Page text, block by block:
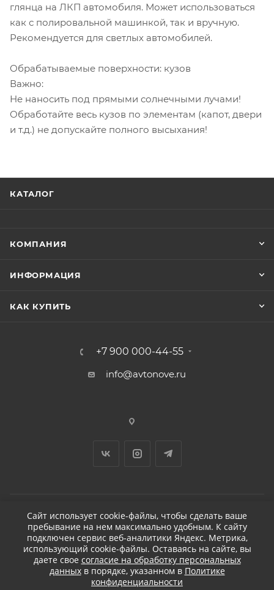
глянца на ЛКП автомобиля. Может использоваться
как с полировальной машинкой, так и вручную.
Рекомендуется для светлых автомобилей.
Обрабатываемые поверхности: кузов
Важно:
Не наносить под прямыми солнечными лучами!
Обработайте весь кузов по элементам (капот, двери
и т.д.) не допускайте полного высыхания!
КАТАЛОГ
КОМПАНИЯ
ИНФОРМАЦИЯ
КАК КУПИТЬ
+7 900 000-44-55
info@avtonove.ru
2026 © ДЕТЕЙЛИНГ-МАРКЕТ АВТОНОВЬЕ
Сайт использует cookie-файлы, чтобы сделать ваше
пребывание на нем максимально удобным. К cайту
подключен сервис веб-аналитики Яндекс. Метрика,
использующий cookie-файлы. Оставаясь на сайте, вы
даете свое согласие на обработку персональных
данныхв порядке, указанном в Политике
конфиденциальности